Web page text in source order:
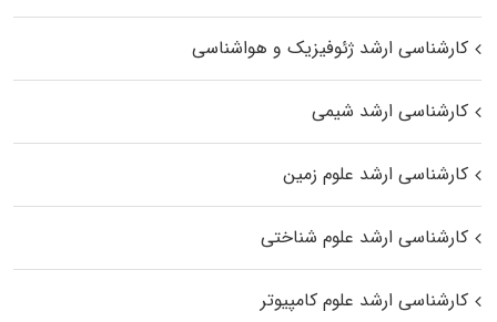
کارشناسی ارشد ژئوفیزیک و هواشناسی
کارشناسی ارشد شیمی
کارشناسی ارشد علوم زمین
کارشناسی ارشد علوم شناختی
کارشناسی ارشد علوم کامپیوتر